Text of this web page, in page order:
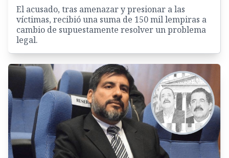
El acusado, tras amenazar y presionar a las
víctimas, recibió una suma de 150 mil lempiras a
cambio de supuestamente resolver un problema
legal.